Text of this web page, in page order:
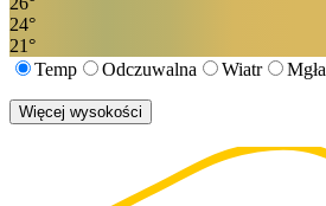
24°
21°
Temp
Odczuwalna Wiatr Mgła
Więcej wysokości